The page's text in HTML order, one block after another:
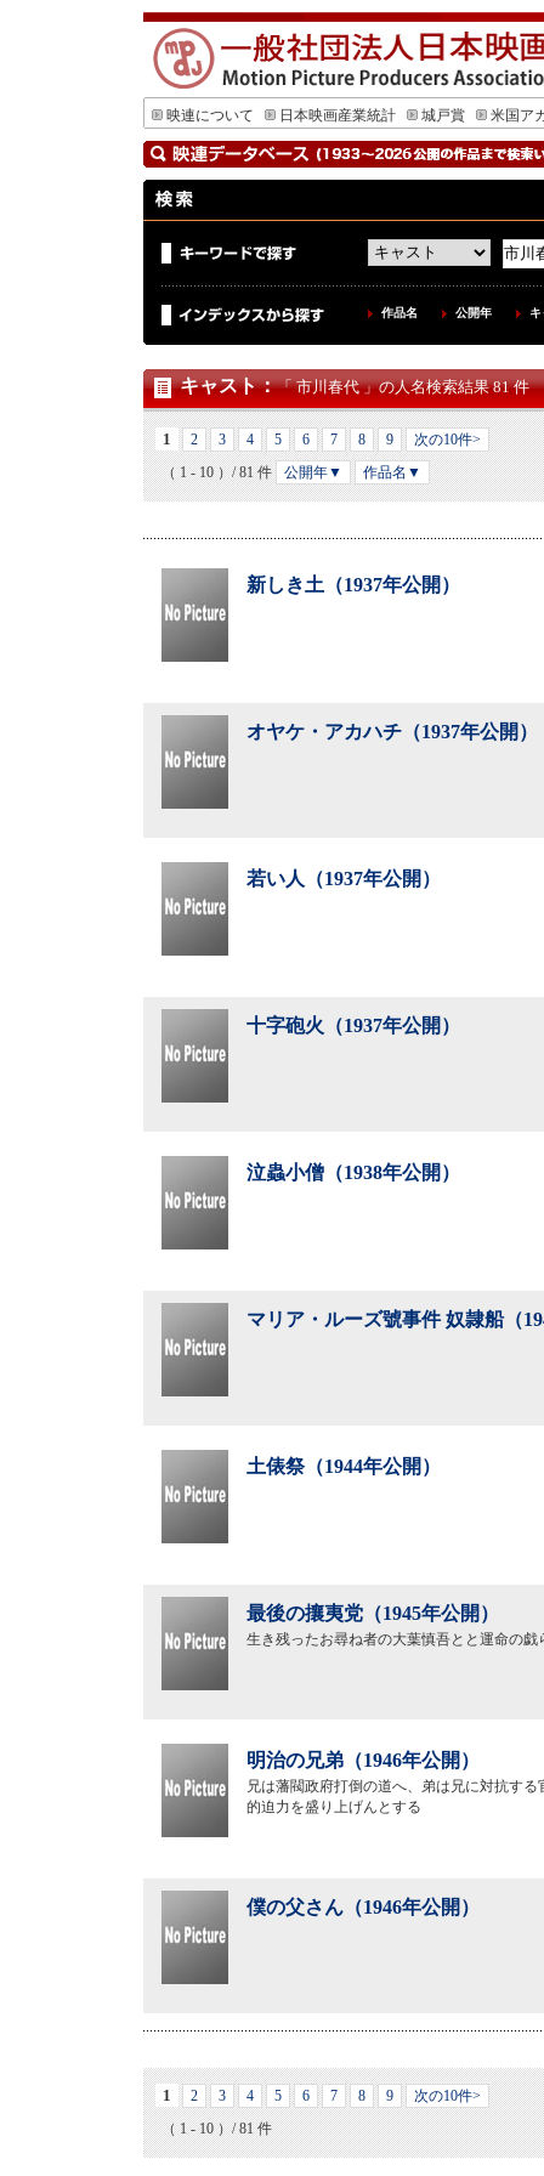
映連について 日本映画産業統計 城戸賞 米国ア
作品名 公開年
キャスト：「 市川春代 」の人名検索結果 81 件
1 2 3 4 5 6 7 8 9
次の10件>
（ 1 - 10 ）/ 81 件
公開年▼ 作品名▼
新しき土（1937年公開）
オヤケ・アカハチ（1937年公開）
若い人（1937年公開）
十字砲火（1937年公開）
泣蟲小僧（1938年公開）
マリア・ルーズ號事件 奴隷船（
土俵祭（1944年公開）
最後の攘夷党（1945年公開）
生き残ったお尋ね者の大葉慎吾とと運命の
明治の兄弟（1946年公開）
兄は藩閥政府打倒の道へ、弟は兄に対抗す
的迫力を盛り上げんとする
僕の父さん（1946年公開）
1 2 3 4 5 6 7 8 9
次の10件>
（ 1 - 10 ）/ 81 件